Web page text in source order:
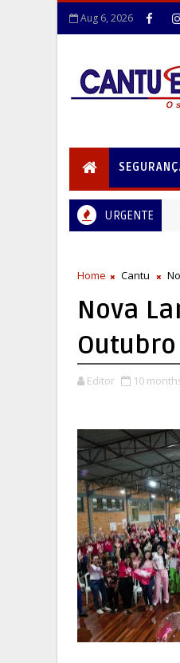
Aug 6, 2026
URGENTE
Home Cantu
Nova
Outubro
Editor 10